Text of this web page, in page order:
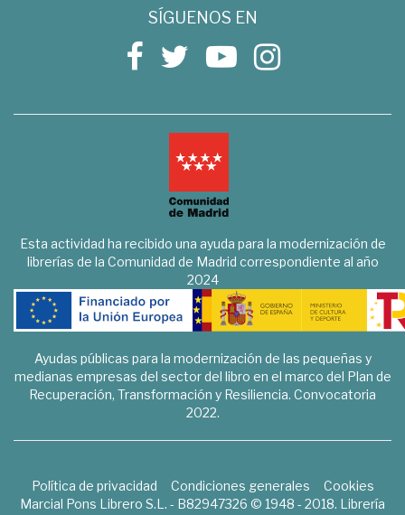
SÍGUENOS EN
Esta actividad ha recibido una ayuda para la modernización de
librerías de la Comunidad de Madrid correspondiente al año
2024
Ayudas públicas para la modernización de las pequeñas y
medianas empresas del sector del libro en el marco del Plan de
Recuperación, Transformación y Resiliencia. Convocatoria
2022.
Política de privacidad Condiciones generales
Cookies
Marcial Pons Librero S.L. - B82947326 © 1948 - 2018. Librería